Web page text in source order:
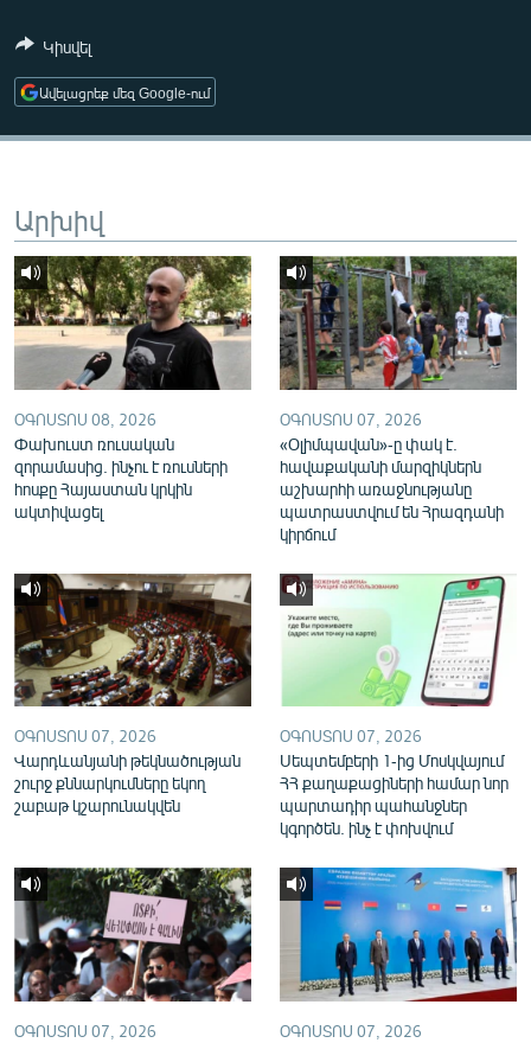
ՄՇԱԿՈՒՅԹ
ՍՊՈՐՏ
ՄԵԿՆԱԲԱՆՈՒԹՅՈՒՆ
ԿՈՐՈՆԱՎԻՐՈՒՍ
ԱՐԽԻՎ
ՏԵՍԱՆՅՈՒԹԵՐ
ԲԱՆԱՎԵՃ
ՓՈԴՔԱՍԹ
Հայերեն
Русский
ՀԵՏԵՎԵՔ ՄԵԶ
«Ազատության» բոլոր կայքերը
Կիսվել
Ավելացրեք մեզ Google-ում
Արխիվ
ՕԳՈՍՏՈՍ 08, 2026
Փախուստ ռուսական
զորամասից. ինչու է ռուսների
հոսքը Հայաստան կրկին
ակտիվացել
ՕԳՈՍՏՈՍ 07, 2026
«Օլիմպավան»-ը փակ է.
հավաքականի մարզիկներն
աշխարհի առաջնությանը
պատրաստվում են Հրազդանի
կիրճում
ՕԳՈՍՏՈՍ 07, 2026
Վարդևանյանի թեկնածության
շուրջ քննարկումները եկող
շաբաթ կշարունակվեն
ՕԳՈՍՏՈՍ 07, 2026
Սեպտեմբերի 1-ից Մոսկվայում
ՀՀ քաղաքացիների համար նոր
պարտադիր պահանջներ
կգործեն. ինչ է փոխվում
ՕԳՈՍՏՈՍ 07, 2026 ՕԳՈՍՏՈՍ 07, 2026